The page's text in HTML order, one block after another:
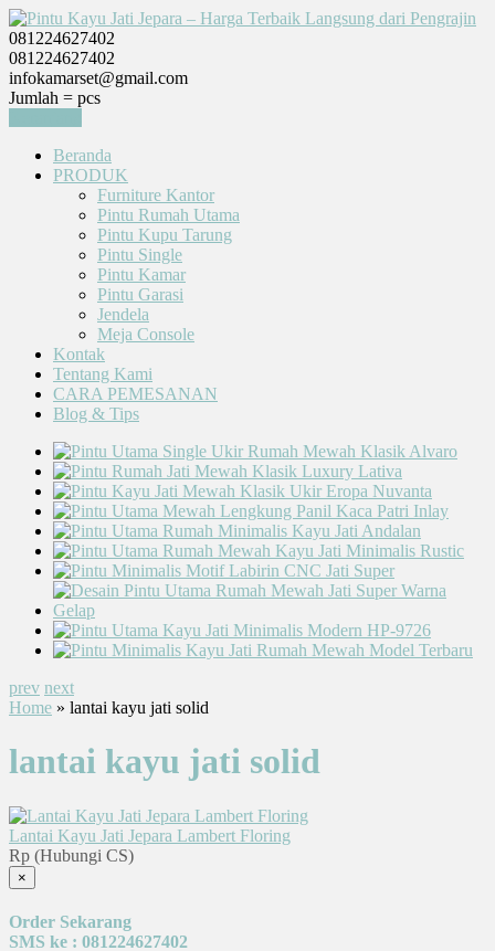
081224627402
081224627402
infokamarset@gmail.com
Jumlah = pcs
Beranda
PRODUK
Furniture Kantor
Pintu Rumah Utama
Pintu Kupu Tarung
Pintu Single
Pintu Kamar
Pintu Garasi
Jendela
Meja Console
Kontak
Tentang Kami
CARA PEMESANAN
Blog & Tips
prev next
Home » lantai kayu jati solid
lantai kayu jati solid
Lantai Kayu Jati Jepara Lambert Floring
Rp (Hubungi CS)
×
Order Sekarang
SMS ke : 081224627402